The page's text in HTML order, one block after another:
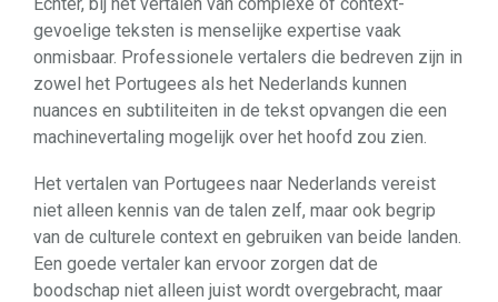
gevoelige teksten is menselijke expertise vaak
onmisbaar. Professionele vertalers die bedreven zijn in
zowel het Portugees als het Nederlands kunnen
nuances en subtiliteiten in de tekst opvangen die een
machinevertaling mogelijk over het hoofd zou zien.
Het vertalen van Portugees naar Nederlands vereist
niet alleen kennis van de talen zelf, maar ook begrip
van de culturele context en gebruiken van beide landen.
Een goede vertaler kan ervoor zorgen dat de
boodschap niet alleen juist wordt overgebracht, maar